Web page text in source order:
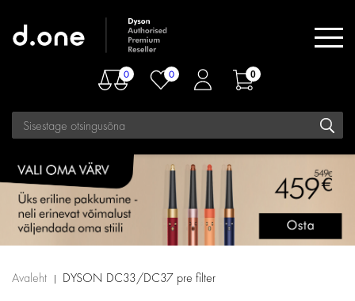
0 0 0
Avaleht DYSON DC33/DC37 pre filter